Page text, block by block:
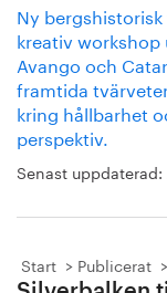
Ny
kreativ workshop
Avango och
framtida
kring hållbarhet
perspektiv.
Senast uppdaterad:
Start Publicerat